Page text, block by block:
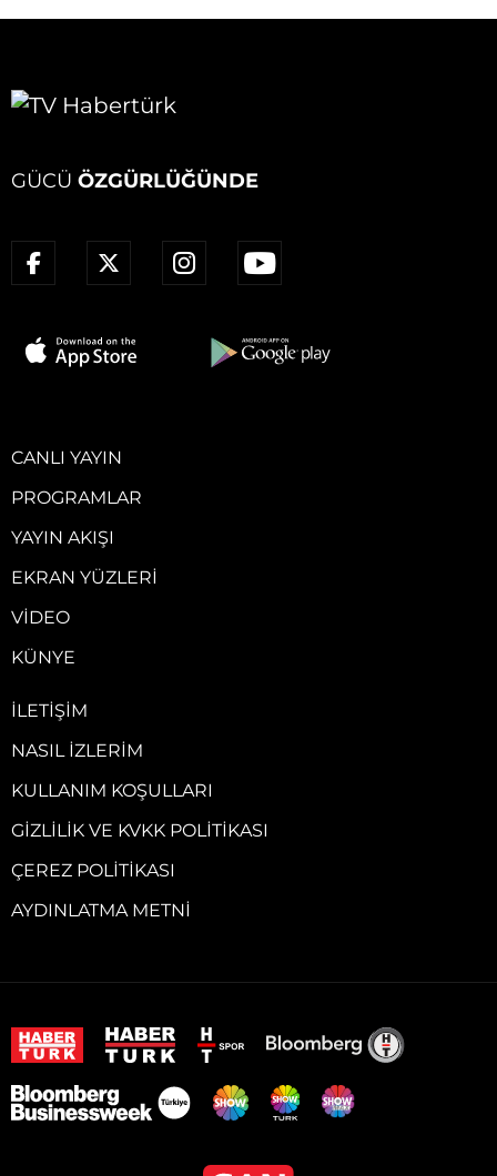
GÜCÜ ÖZGÜRLÜĞÜNDE
CANLI YAYIN
PROGRAMLAR
YAYIN AKIŞI
EKRAN YÜZLERI
VIDEO
KÜNYE
İLETIŞIM
NASIL İZLERIM
KULLANIM KOŞULLARI
GIZLILIK VE KVKK POLITIKASI
ÇEREZ POLITIKASI
AYDINLATMA METNI